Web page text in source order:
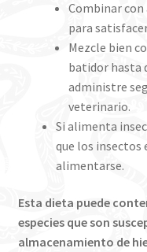
Combinar
para
Mezcle bien
batidor hasta
administre
veterinario.
Si alimenta
que los insectos
alimentarse.
Esta dieta puede
especies que son
almacenamiento de